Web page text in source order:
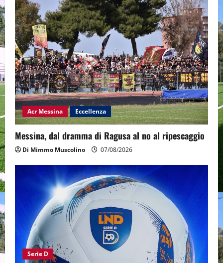
Acr Messina Eccellenza
Messina, dal dramma di Ragusa al no al ripescaggio
Di Mimmo Muscolino 07/08/2026
Serie D